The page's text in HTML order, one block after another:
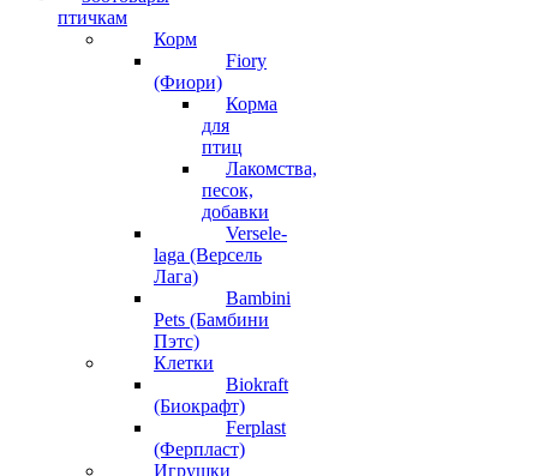
птичкам
Корм
Fiory
(Фиори)
Корма
для
птиц
Лакомства,
песок,
добавки
Versele-
laga (Версель
Лага)
Bambini
Pets (Бамбини
Пэтс)
Клетки
Biokraft
(Биокрафт)
Ferplast
(Ферпласт)
Игрушки